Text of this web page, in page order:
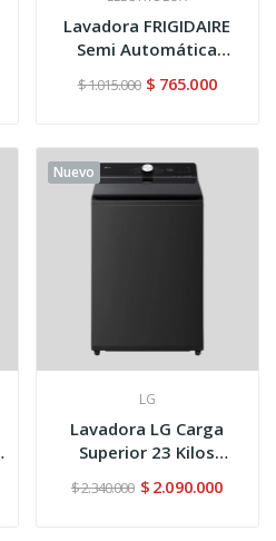
Lavadora FRIGIDAIRE
Semi Automática
Carga...
$ 1.015.000 $ 765.000
Nuevo
LG
Lavadora LG Carga
Superior 23 Kilos
$ 2.340.000 $ 2.090.000